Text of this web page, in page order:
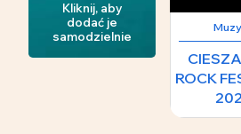
Kliknij, aby
dodać je
samodzielnie
ROCK